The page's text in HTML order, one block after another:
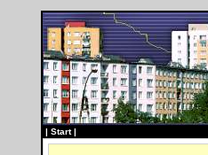
| Start|